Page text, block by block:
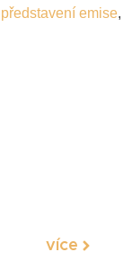
představení emise,
více